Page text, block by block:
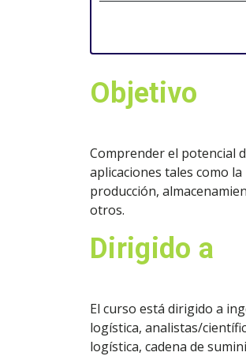
Objetivo
Comprender el potencial
aplicaciones tales como
producción,
otros.
Dirigido a
El curso está dirigido a
logística, analistas/
logística, cadena de